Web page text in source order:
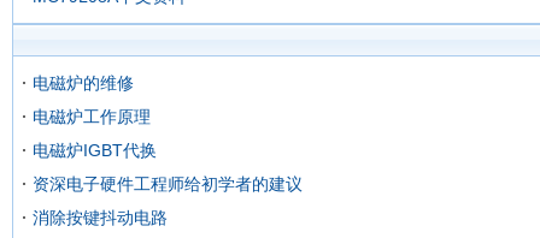
电磁炉的维修
电磁炉工作原理
电磁炉IGBT代换
资深电子硬件工程师给初学者的建议
消除按键抖动电路